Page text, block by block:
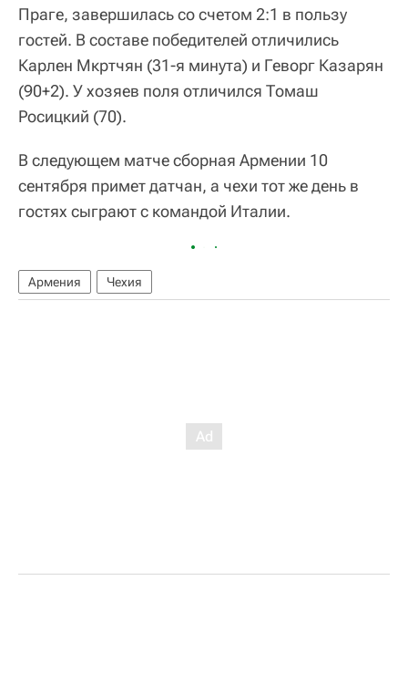
Праге, завершилась со счетом 2:1 в пользу
гостей. В составе победителей отличились
Карлен Мкртчян (31-я минута) и Геворг Казарян
(90+2). У хозяев поля отличился Томаш
Росицкий (70).
В следующем матче сборная Армении 10
сентября примет датчан, а чехи тот же день в
гостях сыграют с командой Италии.
Армения Чехия